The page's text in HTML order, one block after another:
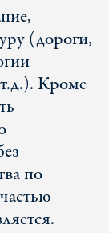
(дороги,
Кроме
по